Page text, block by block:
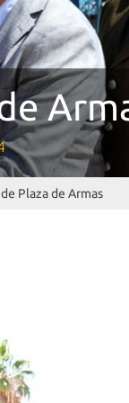
Plaza de Armas